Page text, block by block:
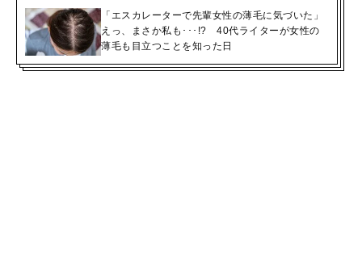
「エスカレーターで先輩女性の薄毛に気づいた」
えっ、まさか私も･･･!? 40代ライターが女性の
薄毛も目立つことを知った日